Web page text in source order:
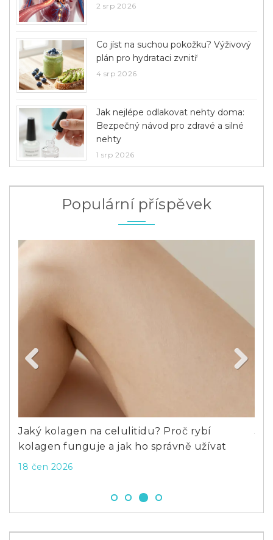
2 srp 2026
Co jíst na suchou pokožku? Výživový
plán pro hydrataci zvnitř
4 srp 2026
Jak nejlépe odlakovat nehty doma:
Bezpečný návod pro zdravé a silné
nehty
1 srp 2026
Populární příspěvek
Jaký kolagen na celulitidu? Proč rybí
kolagen funguje a jak ho správně užívat
18 čen 2026
Previous